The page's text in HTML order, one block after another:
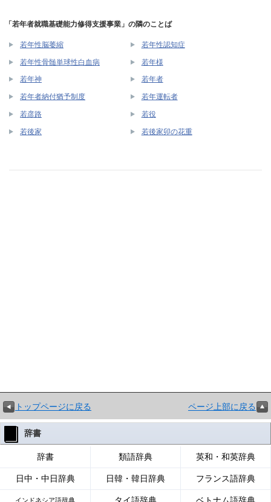
「若年者就職基礎能力修得支援事業」の隣のことば
若年性脳萎縮 若年性認知症
若年性骨髄単球性白血病 若年様
若年神 若年者
若年者納付猶予制度 若年運転者
若彦路 若役
若後家 若後家卯の花重
トップページに戻る ページ上部に戻る
辞書
辞書 類語辞典 英和・和英辞典
日中・中日辞典 日韓・韓日辞典 フランス語辞典
インドネシア語辞典